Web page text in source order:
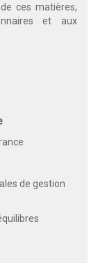
ces matières,
et aux
de gestion